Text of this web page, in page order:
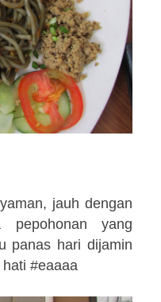
jauh dengan
pepohonan yang
panas hari dijamin
#eaaaa